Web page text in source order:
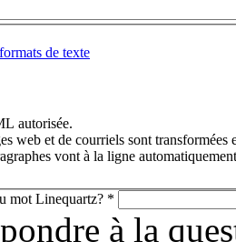
de texte
autorisée.
web et de courriels sont transformées
vont à la ligne
mot Linequartz? *
à la